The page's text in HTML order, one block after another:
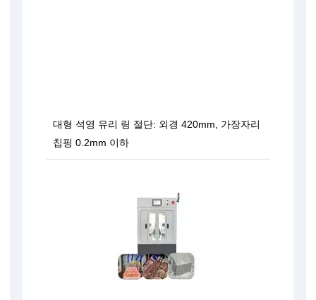
대형 석영 유리 링 절단: 외경 420mm, 가장자리
칩핑 0.2mm 이하